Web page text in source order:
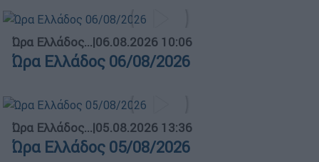
Ώρα Ελλάδος...|06.08.2026 10:06
Ώρα Ελλάδος 06/08/2026
Ώρα Ελλάδος...|05.08.2026 13:36
Ώρα Ελλάδος 05/08/2026